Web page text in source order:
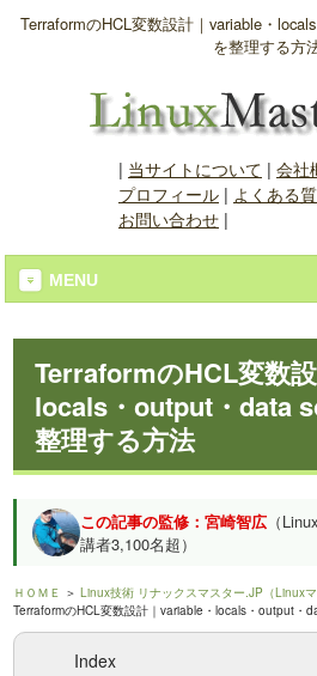
TerraformのHCL変数設計｜variable・
を整理する方
| 当サイトについて | 会社
プロフィール| よくある
お問い合わせ|
MENU
TerraformのHCL変数
locals・output・data
整理する方法
この記事の監修：宮崎智広 （
講者3,100名超）
ＨＯＭＥ ＞Linux技術 リナックスマスター.JP（Linuxマ
TerraformのHCL変数設計｜variable・locals・output・
Index